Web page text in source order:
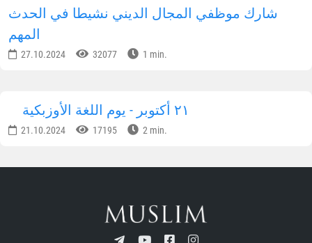
شارك موظفي المجال الديني نشيطا في الحدث
المهم
27.10.2024 32077 1 min.
٢١ أكتوبر - يوم اللغة الأوزبكية
21.10.2024 17195 2 min.